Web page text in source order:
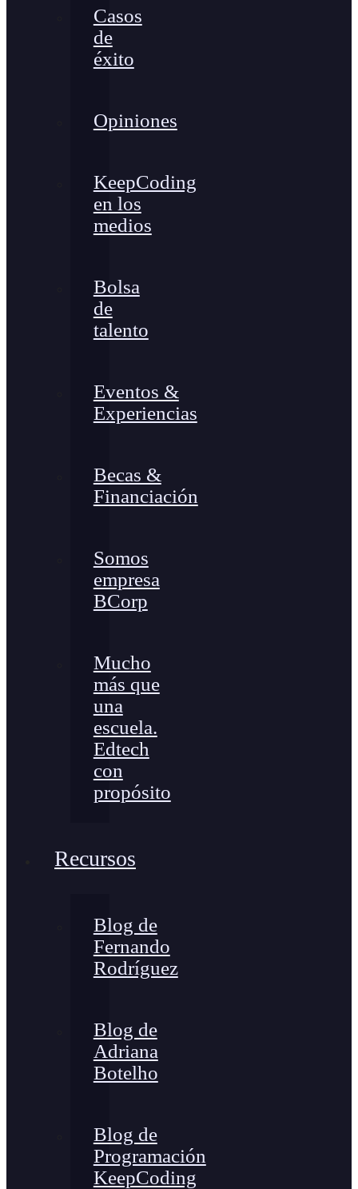
Casos
de
éxito
Opiniones
KeepCoding
en los
medios
Bolsa
de
talento
Eventos &
Experiencias
Becas &
Financiación
Somos
empresa
BCorp
Mucho
más que
una
escuela.
Edtech
con
propósito
Recursos
Blog de
Fernando
Rodríguez
Blog de
Adriana
Botelho
Blog de
Programación
KeepCoding